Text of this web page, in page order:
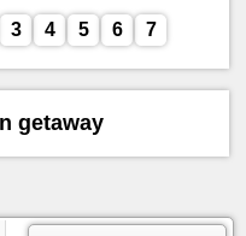
7
6
5
4
3
getaway